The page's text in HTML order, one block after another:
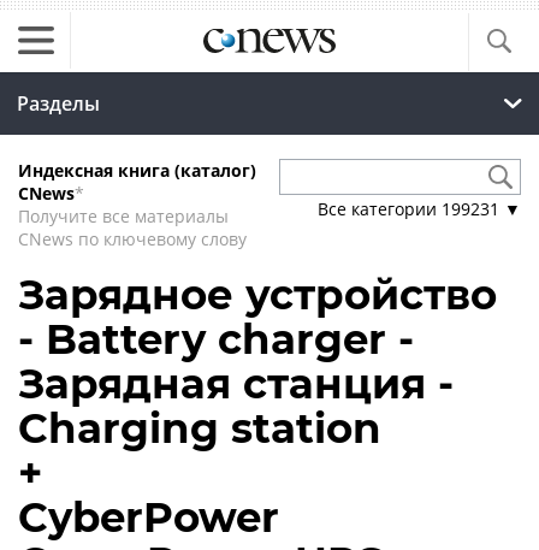
Разделы
Индексная книга (каталог)
CNews*
Получите все материалы
CNews по ключевому слову
Все категории 199231 ▼
Зарядное устройство
- Battery charger -
Зарядная станция -
Charging station
+
CyberPower